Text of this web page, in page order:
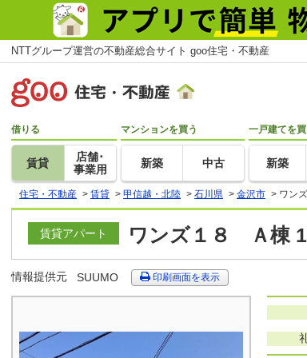
NTTグループ運営の不動産総合サイト goo住宅・不動産
借りる
賃貸
店舗･
事業用
マンションを買う
新築 中古
一戸建てを買
新築
住宅・不動産 > 賃貸 > 甲信越・北陸 > 石川県 > 金沢市 > ワン
賃貸アパート ワンズ１８ Ａ棟
情報提供元 SUUMO 印刷画面を表示